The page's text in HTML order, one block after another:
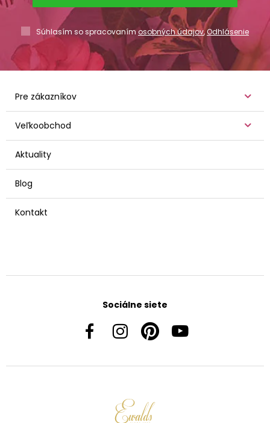
Súhlasím so spracovaním osobných údajov,Odhlásenie
Pre zákazníkov
Veľkoobchod
Aktuality
Blog
Kontakt
Sociálne siete